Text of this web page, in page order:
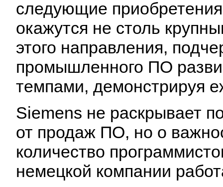
следующие
окажутся не столь
этого направления,
промышленного ПО
темпами, демонстрируя
Siemens не раскрывает
от продаж ПО, но о
количество
немецкой компании